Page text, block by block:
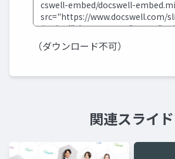
（ダウンロード不可）
関連スライド